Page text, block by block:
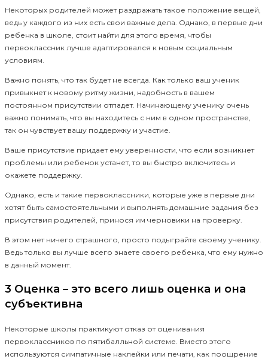
Некоторых родителей может раздражать такое положение вещей,
ведь у каждого из них есть свои важные дела. Однако, в первые дни
ребенка в школе, стоит найти для этого время, чтобы
первоклассник лучше адаптировался к новым социальным
условиям.
Важно понять, что так будет не всегда. Как только ваш ученик
привыкнет к новому ритму жизни, надобность в вашем
постоянном присутствии отпадет. Начинающему ученику очень
важно понимать, что вы находитесь с ним в одном пространстве,
так он чувствует вашу поддержку и участие.
Ваше присутствие придает ему уверенности, что если возникнет
проблемы или ребенок устанет, то вы быстро включитесь и
окажете поддержку.
Однако, есть и такие первоклассники, которые уже в первые дни
хотят быть самостоятельными и выполнять домашние задания без
присутствия родителей, принося им черновики на проверку.
В этом нет ничего страшного, просто подыграйте своему ученику.
Ведь только вы лучше всего знаете своего ребенка, что ему нужно
в данный момент.
3 Оценка – это всего лишь оценка и она
субъективна
Некоторые школы практикуют отказ от оценивания
первоклассников по пятибалльной системе. Вместо этого
используются симпатичные наклейки или печати, как поощрение